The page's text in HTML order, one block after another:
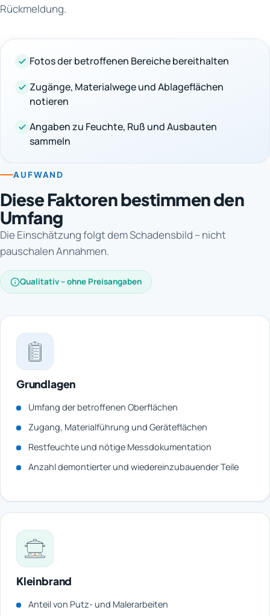
Rückmeldung.
Fotos der betroffenen Bereiche bereithalten
Zugänge, Materialwege und Ablageflächen
notieren
Angaben zu Feuchte, Ruß und Ausbauten
sammeln
AUFWAND
Diese Faktoren bestimmen den
Umfang
Die Einschätzung folgt dem Schadensbild – nicht
pauschalen Annahmen.
Qualitativ – ohne Preisangaben
Grundlagen
Umfang der betroffenen Oberflächen
Zugang, Materialführung und Geräteflächen
Restfeuchte und nötige Messdokumentation
Anzahl demontierter und wiedereinzubauender Teile
Kleinbrand
Anteil von Putz- und Malerarbeiten